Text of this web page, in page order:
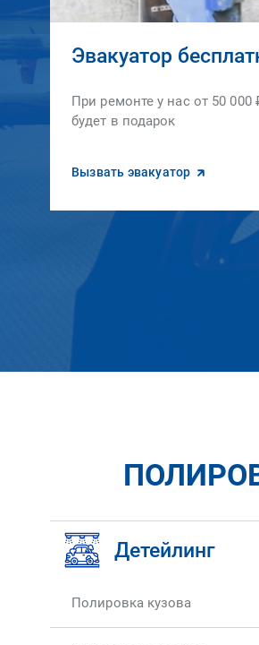
Эвакуатор
При ремонте у нас от 50 000
будет в подарок
Вызвать эвакуатор
Детейлинг
Полировка кузова